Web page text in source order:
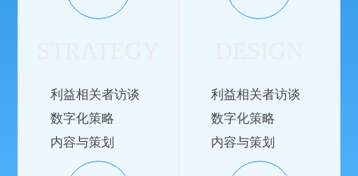
利益相关者访谈
数字化策略
内容与策划
利益相关者访谈
数字化策略
内容与策划